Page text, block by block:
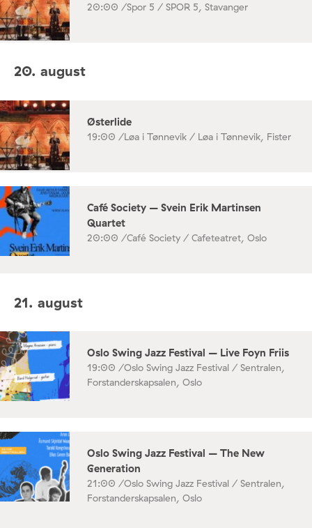
20:00 /Spor 5 / SPOR 5, Stavanger
20. august
Østerlide
19:00 /Løa i Tønnevik / Løa i Tønnevik, Fister
Café Society – Svein Erik Martinsen
Quartet
20:00 /Café Society / Cafeteatret, Oslo
21. august
Oslo Swing Jazz Festival – Live Foyn Friis
19:00 /Oslo Swing Jazz Festival / Sentralen,
Forstanderskapsalen, Oslo
Oslo Swing Jazz Festival – The New
Generation
21:00 /Oslo Swing Jazz Festival / Sentralen,
Forstanderskapsalen, Oslo